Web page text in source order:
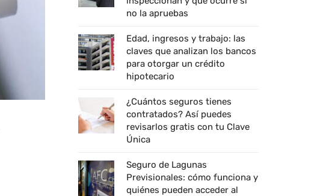
no la apruebas
Edad, ingresos y trabajo: las
claves que analizan los bancos
para otorgar un crédito
hipotecario
¿Cuántos seguros tienes
contratados? Así puedes
revisarlos gratis con tu Clave
Única
Seguro de Lagunas
Previsionales: cómo funciona y
quiénes pueden acceder al